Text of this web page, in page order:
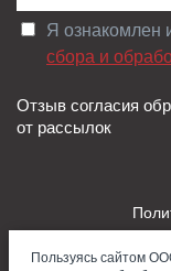
Я ознакомлен
сбора и
Отзыв согласия
от рассылок
Пользуясь сайтом